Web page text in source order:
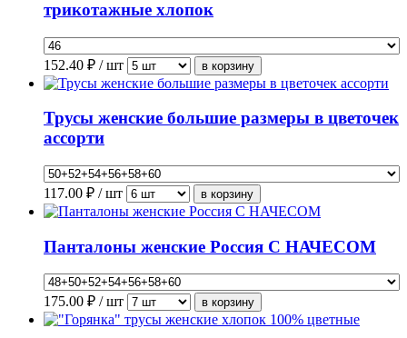
трикотажные хлопок
152.40 ₽ / шт
Трусы женские большие размеры в цветочек
ассорти
117.00 ₽ / шт
Панталоны женские Россия С НАЧЕСОМ
175.00 ₽ / шт